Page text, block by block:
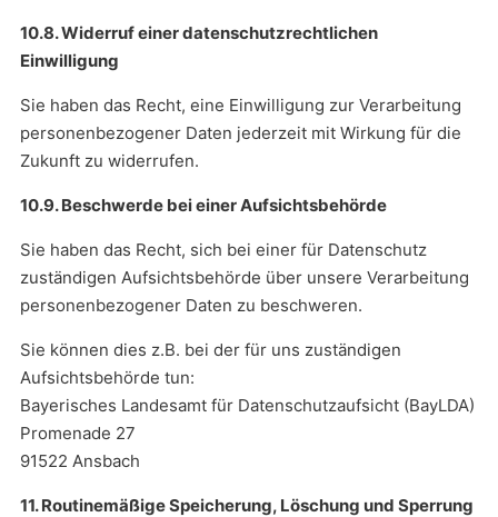
10.8. Widerruf einer datenschutzrechtlichen
Einwilligung
Sie haben das Recht, eine Einwilligung zur Verarbeitung
personenbezogener Daten jederzeit mit Wirkung für die
Zukunft zu widerrufen.
10.9. Beschwerde bei einer Aufsichtsbehörde
Sie haben das Recht, sich bei einer für Datenschutz
zuständigen Aufsichtsbehörde über unsere Verarbeitung
personenbezogener Daten zu beschweren.
Sie können dies z.B. bei der für uns zuständigen
Aufsichtsbehörde tun:
Bayerisches Landesamt für Datenschutzaufsicht (BayLDA)
Promenade 27
91522 Ansbach
11. Routinemäßige Speicherung, Löschung und Sperrung